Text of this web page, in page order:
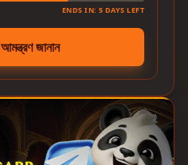
ENDS IN: 5 DAYS LEFT
জানান